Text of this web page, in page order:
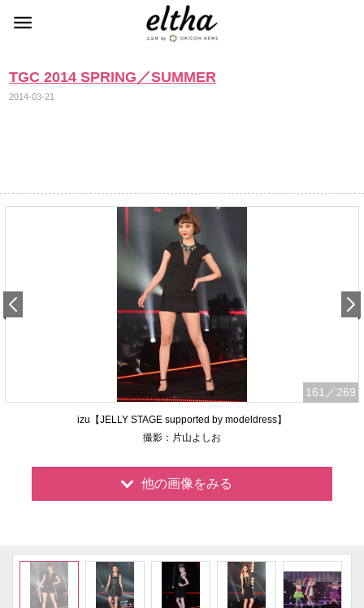
TGC 2014 SPRING／SUMMER
2014-03-21
161 ／269
izu【JELLY STAGE supported by modeldress】
撮影：片山よしお
他の画像をみる